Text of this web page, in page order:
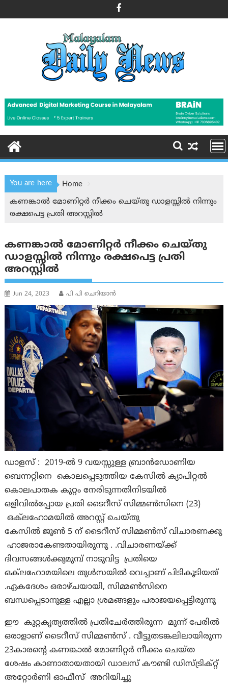
to
You are here
Home
കണങ്കാൽ മോണിറ്റർ നീക്കം ചെയ്തു ഡാളസ്സിൽ നിന്നും
രക്ഷപെട്ട പ്രതി അറസ്റ്റിൽ
കണങ്കാൽ മോണിറ്റർ നീക്കം ചെയ്തു
ഡാളസ്സിൽ നിന്നും രക്ഷപെട്ട പ്രതി
അറസ്റ്റിൽ
Jun 24, 2023 പി പി ചെറിയാൻ
ഡാളസ് : 2019-ൽ 9 വയസ്സുള്ള ബ്രാൻഡോണിയ
ബെന്നറ്റിനെ കൊലപ്പെടുത്തിയ കേസിൽ ക്യാപിറ്റൽ
കൊലപാതക കുറ്റം നേരിടുന്നതിനിടയിൽ
ഒളിവിൽപ്പോയ പ്രതി ടൈറീസ് സിമ്മൺസിനെ (23)
ഒക്‌ലഹോമയിൽ അറസ്റ്റ് ചെയ്തു
കേസിൽ ജൂൺ 5 ന് ടൈറീസ് സിമ്മൺസ് വിചാരണക്കു
ഹാജരാകേണ്ടതായിരുന്നു . .വിചാരണയ്‌ക്ക്
ദിവസങ്ങൾക്കുമുമ്പ് നാടുവിട്ട പ്രതിയെ
ഒക്‌ലഹോമയിലെ തുൾസയിൽ വെച്ചാണ് പിടികൂടിയത്
.ഏകദേശം ഒരാഴ്ചയായി, സിമ്മൺസിനെ
ബന്ധപ്പെടാനുള്ള എല്ലാ ശ്രമങ്ങളും പരാജയപ്പെട്ടിരുന്നു
ഈ കുറ്റകൃത്യത്തിൽ പ്രതിചേർത്തിരുന്ന മൂന്ന് പേരിൽ
ഒരാളാണ് ടൈറീസ് സിമ്മൺസ് . വീട്ടുതടങ്കലിലായിരുന്ന
23കാരന്റെ കണങ്കാൽ മോണിറ്റർ നീക്കം ചെയ്ത
ശേഷം കാണാതായതായി ഡാലസ് കൗണ്ടി ഡിസ്ട്രിക്റ്റ്
അറ്റോർണി ഓഫീസ് അറിയിച്ചു